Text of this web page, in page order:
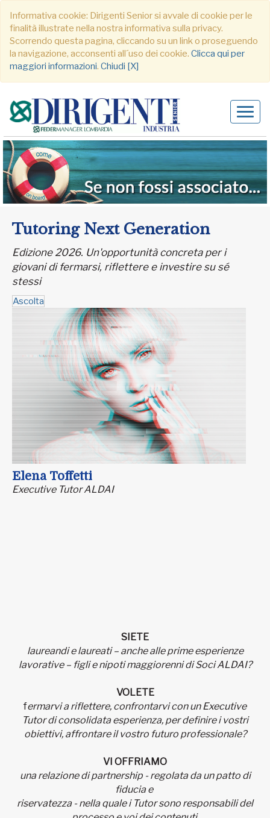
Informativa cookie: Dirigenti Senior si avvale di cookie per le
finalità illustrate nella nostra informativa sulla privacy.
Scorrendo questa pagina, cliccando su un link o proseguendo
la navigazione, acconsenti all´uso dei cookie. Clicca qui per
maggiori informazioni. Chiudi [X]
Tutoring Next Generation
Edizione 2026. Un'opportunità concreta per i
giovani di fermarsi, riflettere e investire su sé
stessi
Ascolta
Elena Toffetti
Executive Tutor ALDAI
SIETE
laureandi e laureati – anche alle prime esperienze
lavorative – figli e nipoti maggiorenni di Soci ALDAI?
VOLETE
fermarvi a riflettere, confrontarvi con un Executive
Tutor di consolidata esperienza, per definire i vostri
obiettivi, affrontare il vostro futuro professionale?
VI OFFRIAMO
una relazione di partnership - regolata da un patto di
fiducia e
riservatezza - nella quale i Tutor sono responsabili del